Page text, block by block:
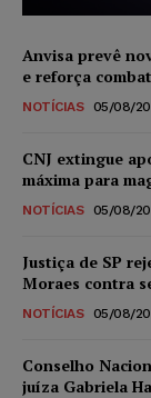
Anvisa prevê
e reforça
NOTÍCIAS 05/08/
CNJ extingue
máxima para
NOTÍCIAS 05/08/
Justiça de SP
Moraes contra
NOTÍCIAS 05/08/
Conselho
juíza Gabriela